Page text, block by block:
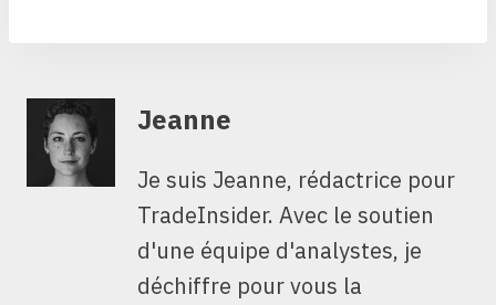
Jeanne
Je suis Jeanne, rédactrice pour
TradeInsider. Avec le soutien
d'une équipe d'analystes, je
déchiffre pour vous la